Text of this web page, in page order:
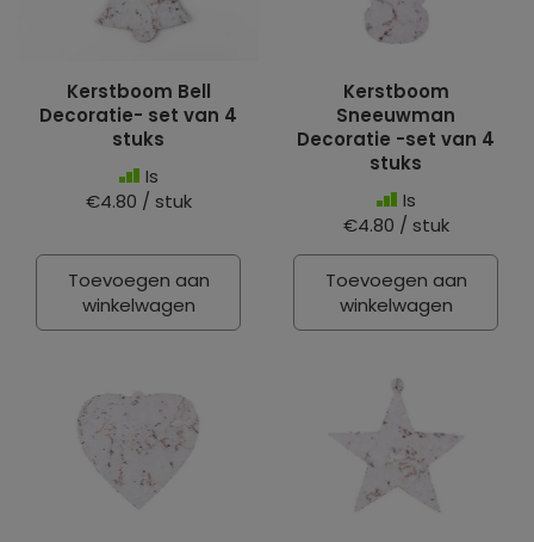
Kerstboom Bell
Decoratie- set van 4
stuks
Is
€4.80 / stuk
Toevoegen aan
winkelwagen
Kerstboom
Sneeuwman
Decoratie -set van 4
stuks
Is
€4.80 / stuk
Toevoegen aan
winkelwagen